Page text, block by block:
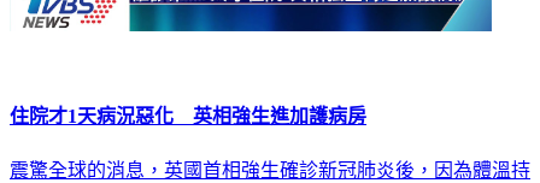
住院才1天病況惡化 英相強生進加護病房
震驚全球的消息，英國首相強生確診新冠肺炎後，因為體溫持